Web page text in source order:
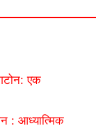
एक
: आध्यात्मिक